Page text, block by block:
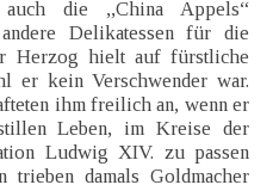
die ,,China Appels“
Delikatessen für die
Herzog hielt auf fürstliche
er kein Verschwender war.
ihm freilich an, wenn er
Leben, im Kreise der
Ludwig XIV. zu passen
trieben damals Goldmacher